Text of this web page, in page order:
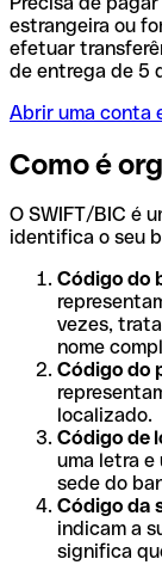
estrangeira ou
efetuar
de entrega de 5
Abrir uma conta
Como é
O SWIFT/BIC é
identifica o seu
Código do
vezes,
nome
Código do
localizado.
Código de
uma letra e
sede do
Código da
indicam a
significa